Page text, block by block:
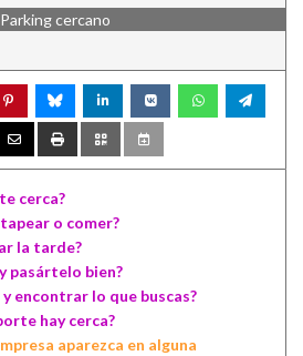
Parking cercano
cerca?
o comer?
la tarde?
pasártelo bien?
encontrar lo que buscas?
hay cerca?
aparezca en alguna